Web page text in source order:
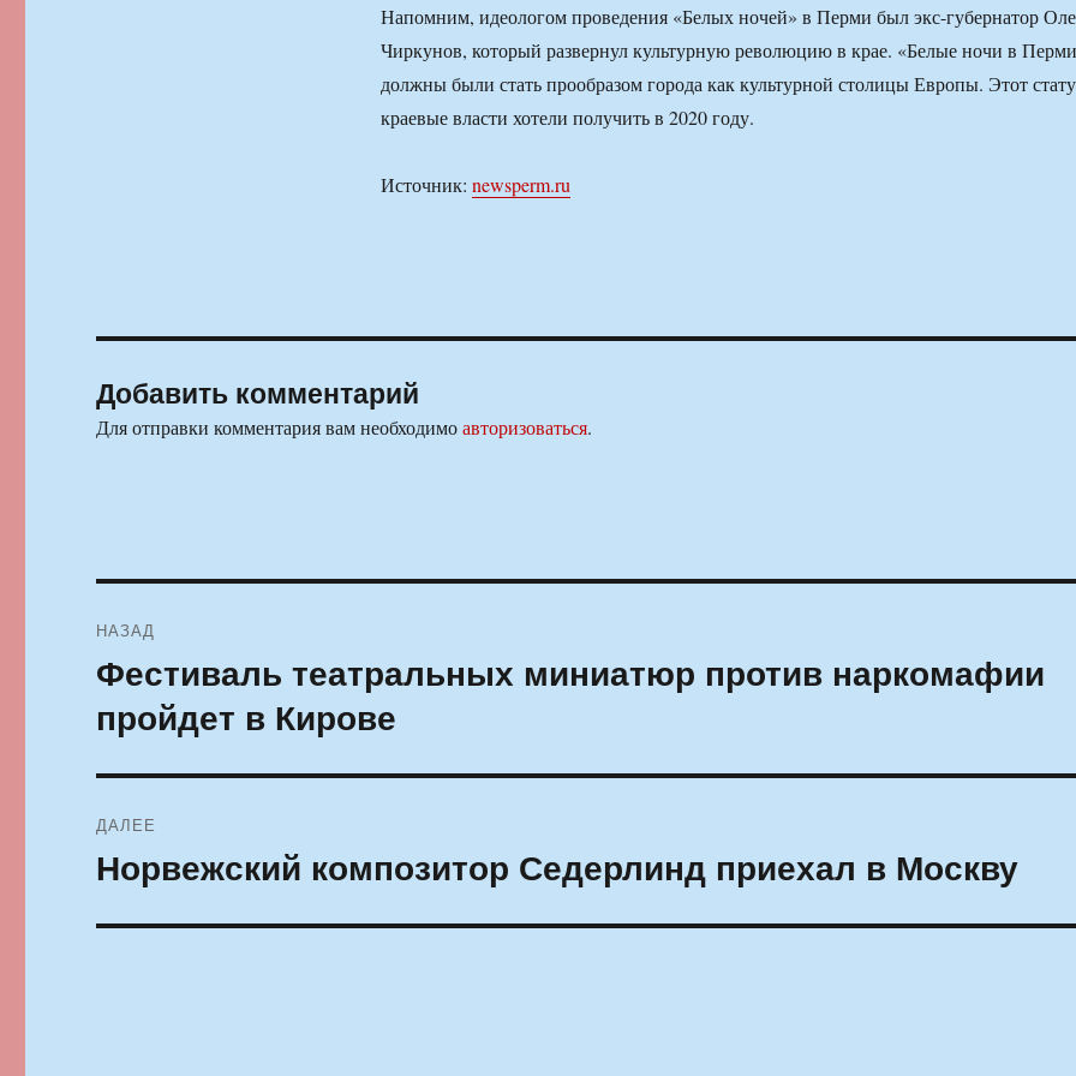
Напомним, идеологом проведения «Белых ночей» в Перми был экс-губернатор
Чиркунов, который развернул культурную революцию в крае. «Белые ночи в
должны были стать прообразом города как культурной столицы Европы. Этот
краевые власти хотели получить в 2020 году.
Источник: newsperm.ru
Добавить комментарий
Для отправки комментария вам необходимоавторизоваться.
по
записям
НАЗАД
Предыдущая
Фестиваль театральных миниатюр против наркомафии
пройдет в Кирове
ДАЛЕЕ
Следующая
запись:
Норвежский композитор Седерлинд приехал в Москву